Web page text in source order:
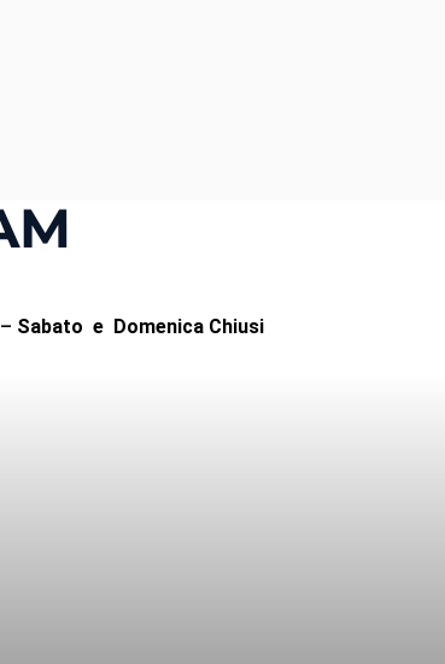
– Sabato e Domenica Chiusi